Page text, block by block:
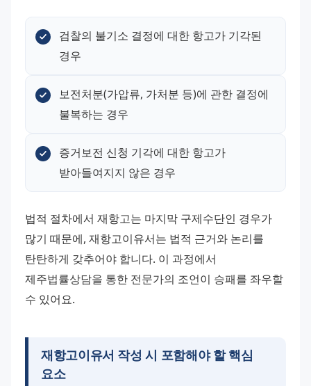
검찰의 불기소 결정에 대한 항고가 기각된
경우
보전처분(가압류, 가처분 등)에 관한 결정에
불복하는 경우
증거보전 신청 기각에 대한 항고가
받아들여지지 않은 경우
법적 절차에서 재항고는 마지막 구제수단인 경우가
많기 때문에, 재항고이유서는 법적 근거와 논리를
탄탄하게 갖추어야 합니다. 이 과정에서
제주법률상담을 통한 전문가의 조언이 승패를 좌우할
수 있어요.
재항고이유서 작성 시 포함해야 할 핵심
요소